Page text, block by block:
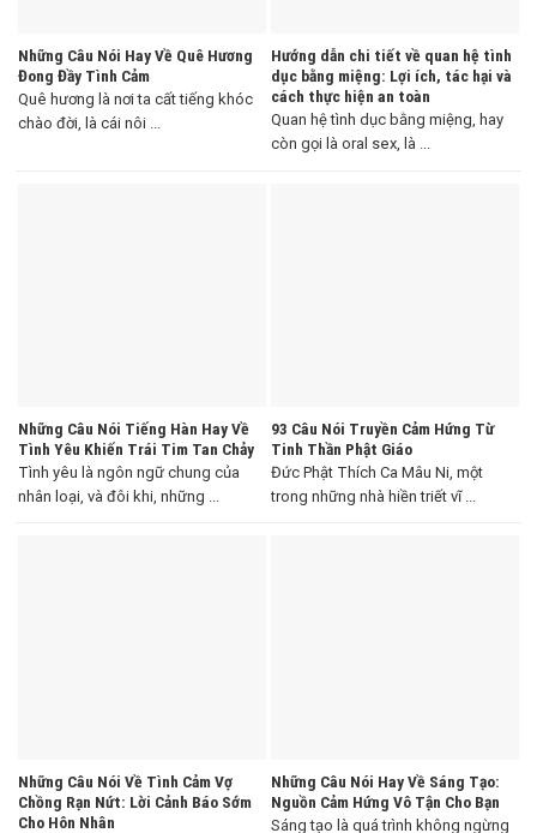
Những Câu Nói Hay Về Quê Hương
Đong Đầy Tình Cảm
Quê hương là nơi ta cất tiếng khóc
chào đời, là cái nôi ...
Hướng dẫn chi tiết về quan hệ tình
dục bằng miệng: Lợi ích, tác hại và
cách thực hiện an toàn
Quan hệ tình dục bằng miệng, hay
còn gọi là oral sex, là ...
Những Câu Nói Tiếng Hàn Hay Về
Tình Yêu Khiến Trái Tim Tan Chảy
Tình yêu là ngôn ngữ chung của
nhân loại, và đôi khi, những ...
93 Câu Nói Truyền Cảm Hứng Từ
Tinh Thần Phật Giáo
Đức Phật Thích Ca Mâu Ni, một
trong những nhà hiền triết vĩ ...
Những Câu Nói Về Tình Cảm Vợ
Chồng Rạn Nứt: Lời Cảnh Báo Sớm
Cho Hôn Nhân
Những Câu Nói Hay Về Sáng Tạo:
Nguồn Cảm Hứng Vô Tận Cho Bạn
Sáng tạo là quá trình không ngừng